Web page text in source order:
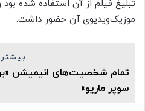
تبلیغ فیلم از آن استفاده شده
موزیک‌ویدیوی آن حضور داشت.
تمام شخصیت‌های انیمیشن
سوپر ماریو»